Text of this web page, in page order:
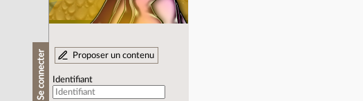
Se connecter Proposer un contenu
Identifiant